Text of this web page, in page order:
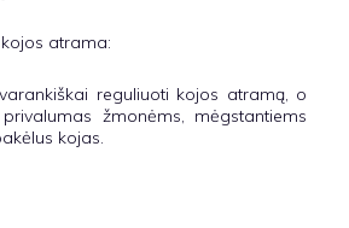
atrama:
reguliuoti kojos atramą, o
žmonėms, mėgstantiems
kojas.